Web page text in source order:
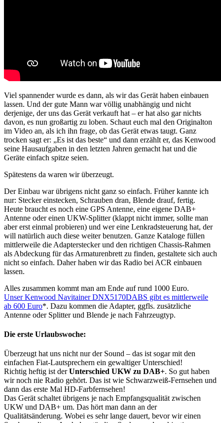
Viel spannender wurde es dann, als wir das Gerät haben einbauen
lassen. Und der gute Mann war völlig unabhängig und nicht
derjenige, der uns das Gerät verkauft hat – er hat also gar nichts
davon, es nun großartig zu loben. Schaut euch mal den Originalton
im Video an, als ich ihn frage, ob das Gerät etwas taugt. Ganz
trocken sagt er: „Es ist das beste“ und dann erzählt er, das Kenwood
seine Hausaufgaben in den letzten Jahren gemacht hat und die
Geräte einfach spitze seien.
Spätestens da waren wir überzeugt.
Der Einbau war übrigens nicht ganz so einfach. Früher kannte ich
nur: Stecker einstecken, Schrauben dran, Blende drauf, fertig.
Heute braucht es noch eine GPS Antenne, eine eigene DAB+
Antenne oder einen UKW-Splitter (klappt nicht immer, sollte man
aber erst einmal probieren) und wer eine Lenkradsteuerung hat, der
will natürlich auch diese weiter benutzen. Ganze Kataloge füllen
mittlerweile die Adapterstecker und den richtigen Chassis-Rahmen
als Abdeckung für das Armaturenbrett zu finden, gestaltete sich auch
nicht so einfach. Daher haben wir das Radio bei ACR einbauen
lassen.
Alles zusammen kommt man am Ende auf rund 1000 Euro.
Unser Kenwood Navitainer DNX5170DABS gibt es mittlerweile
ab 600 Euro*. Dazu kommen die Adapter, ggfls. zusätzliche
Antenne oder Splitter und Blende je nach Fahrzeugtyp.
Die erste Urlaubswoche:
Überzeugt hat uns nicht nur der Sound – das ist sogar mit den
einfachen Fiat-Lautsprechern ein gewaltiger Unterschied!
Richtig heftig ist derUnterschied UKW zu DAB+. So gut haben
wir noch nie Radio gehört. Das ist wie Schwarzweiß-Fernsehen und
dann das erste Mal HD-Farbfernsehen!
Das Gerät schaltet übrigens je nach Empfangsqualität zwischen
UKW und DAB+ um. Das hört man dann an der
Qualitätsänderung. Wobei es sehr lange dauert, bevor wir einen